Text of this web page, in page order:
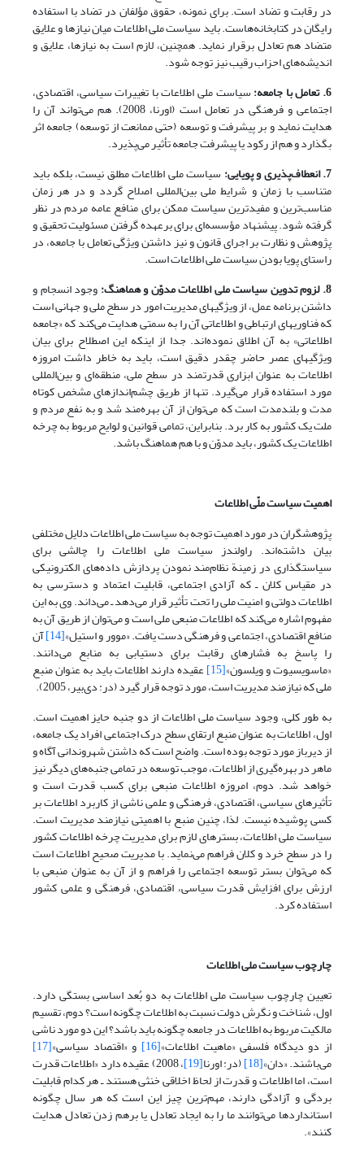
در رقابت و تضاد است. برای نمونه، حقوق مؤلفان در تضاد با استفاده
رایگان در کتابخانه‌هاست. باید سیاست ملی اطلاعات میان نیازها و علایق
متضاد هم تعادل برقرار نماید. همچنین، لازم است به نیازها، علایق و
اندیشه‌های احزاب رقیب نیز توجه شود.
6. تعامل با جامعه:
سیاست ملی اطلاعات با تغییرات سیاسی، اقتصادی،
اجتماعی و فرهنگی در تعامل است (اورنا، 2008). هم می‌تواند آن را
هدایت نماید و بر پیشرفت و توسعه (حتی ممانعت از توسعه) جامعه اثر
بگذارد و هم از رکود یا پیشرفت جامعه تأثیر می‌پذیرد.
7. انعطاف‌پذیری و پویایی:
سیاست ملی اطلاعات مطلق نیست، بلکه باید
متناسب با زمان و شرایط ملی بین‌المللی اصلاح گردد و در هر زمان
مناسب‌ترین و مفیدترین سیاست ممکن برای منافع عامه مردم در نظر
گرفته شود. پیشنهاد مؤسسه‌ای برای برعهده گرفتن مسئولیت تحقیق و
پژوهش و نظارت بر اجرای قانون و نیز داشتن ویژگی تعامل با جامعه، در
راستای پویا بودن سیاست ملی اطلاعات است.
8. لزوم تدوین سیاست ملی اطلاعات مدوّن و هماهنگ:
وجود انسجام و
داشتن برنامه عمل، از ویژگیهای مدیریت امور در سطح ملی و جهانی است
که فناوریهای ارتباطی و اطلاعاتی آن را به سمتی هدایت می‌کند که «جامعه
اطلاعاتی» به آن اطلاق نموده‌اند. جدا از اینکه این اصطلاح برای بیان
ویژگیهای عصر حاضر چقدر دقیق است، باید به خاطر داشت امروزه
اطلاعات به عنوان ابزاری قدرتمند در سطح ملی، منطقه‌ای و بین‌المللی
مورد استفاده قرار می‌گیرد. تنها از طریق چشم‌اندازهای مشخص کوتاه
مدت و بلندمدت است که می‌توان از آن بهره‌مند شد و به نفع مردم و
ملت یک کشور به کار برد. بنابراین، تمامی قوانین و لوایح مربوط به چرخه
اطلاعات یک کشور، باید مدوّن و با هم هماهنگ باشد.
اهمیت سیاست ملّی اطلاعات
پژوهشگران در مورد اهمیت توجه به سیاست ملی اطلاعات دلایل مختلفی
بیان داشته‌اند. راولندز سیاست ملی اطلاعات را چالشی برای
سیاستگذاری در زمینة نظام‌مند نمودن پردازش داده‌های الکترونیکی
در مقیاس کلان ـ که آزادی اجتماعی، قابلیت اعتماد و دسترسی به
اطلاعات دولتی و امنیت ملی را تحت تأثیر قرار می‌دهد ـ می‌داند. وی به این
مفهوم اشاره می‌کند که اطلاعات منبعی ملی است و می‌توان از طریق آن به
منافع اقتصادی، اجتماعی و فرهنگی دست یافت. «موور و استیل»[14] آن
را پاسخ به فشارهای رقابت برای دستیابی به منابع می‌دانند.
«ماسویسیوت و ویلسون»[15] عقیده دارند اطلاعات باید به عنوان منبع
ملی که نیازمند مدیریت است، مورد توجه قرار گیرد (در: دی‌بیر، 2005).
به طور کلی، وجود سیاست ملی اطلاعات از دو جنبه حایز اهمیت است.
اول، اطلاعات به عنوان منبع ارتقای سطح درک اجتماعی افراد یک جامعه،
از دیرباز مورد توجه بوده است. واضح است که داشتن شهروندانی آگاه و
ماهر در بهره‌گیری از اطلاعات، موجب توسعه در تمامی جنبه‌های دیگر نیز
خواهد شد. دوم، امروزه اطلاعات منبعی برای کسب قدرت است و
تأثیرهای سیاسی، اقتصادی، فرهنگی و علمی ناشی از کاربرد اطلاعات بر
کسی پوشیده نیست. لذا، چنین منبع با اهمیتی نیازمند مدیریت است.
سیاست ملی اطلاعات، بسترهای لازم برای مدیریت چرخه اطلاعات کشور
را در سطح خرد و کلان فراهم می‌نماید. با مدیریت صحیح اطلاعات است
که می‌توان بستر توسعه اجتماعی را فراهم و از آن به عنوان منبعی با
ارزش برای افزایش قدرت سیاسی، اقتصادی، فرهنگی و علمی کشور
استفاده کرد.
چارچوب سیاست ملی اطلاعات
تعیین چارچوب سیاست ملی اطلاعات به دو بُعد اساسی بستگی دارد.
اول، شناخت و نگرش دولت نسبت به اطلاعات چگونه است؟ دوم، تقسیم
مالکیت مربوط به اطلاعات در جامعه چگونه باید باشد؟ این دو مورد ناشی
از دو دیدگاه فلسفی «ماهیت اطلاعات»[16] و «اقتصاد سیاسی»[17]
می‌باشند. «دان»[18] (در: اورنا[19] ، 2008) عقیده دارد «اطلاعات قدرت
است، اما اطلاعات و قدرت از لحاظ اخلاقی خنثی هستند ـ هر کدام قابلیت
بردگی و آزادگی دارند، مهم‌ترین چیز این است که هر سال چگونه
استانداردها می‌توانند ما را به ایجاد تعادل یا برهم زدن تعادل هدایت
کنند».